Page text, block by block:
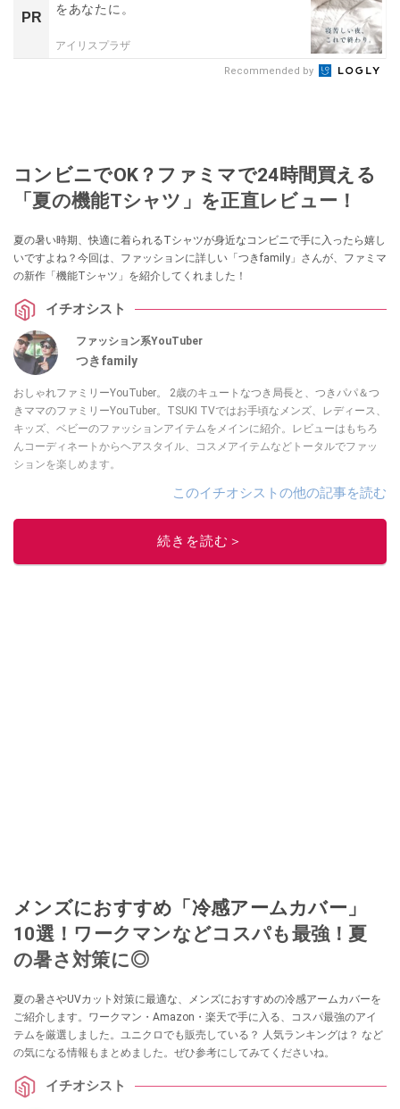
PR
をあなたに。
アイリスプラザ
Recommended by
コンビニでOK？ファミマで24時間買える
「夏の機能Tシャツ」を正直レビュー！
夏の暑い時期、快適に着られるTシャツが身近なコンビニで手に入ったら嬉し
いですよね？今回は、ファッションに詳しい「つきfamily」さんが、ファミマ
の新作「機能Tシャツ」を紹介してくれました！
イチオシスト
ファッション系YouTuber
つきfamily
おしゃれファミリーYouTuber。 2歳のキュートなつき局長と、つきパパ＆つ
きママのファミリーYouTuber。TSUKI TVではお手頃なメンズ、レディース、
キッズ、ベビーのファッションアイテムをメインに紹介。レビューはもちろ
んコーディネートからヘアスタイル、コスメアイテムなどトータルでファッ
ションを楽しめます。
このイチオシストの他の記事を読む
続きを読む＞
メンズにおすすめ「冷感アームカバー」
10選！ワークマンなどコスパも最強！夏
の暑さ対策に◎
夏の暑さやUVカット対策に最適な、メンズにおすすめの冷感アームカバーを
ご紹介します。ワークマン・Amazon・楽天で手に入る、コスパ最強のアイ
テムを厳選しました。ユニクロでも販売している？ 人気ランキングは？ など
の気になる情報もまとめました。ぜひ参考にしてみてくださいね。
イチオシスト